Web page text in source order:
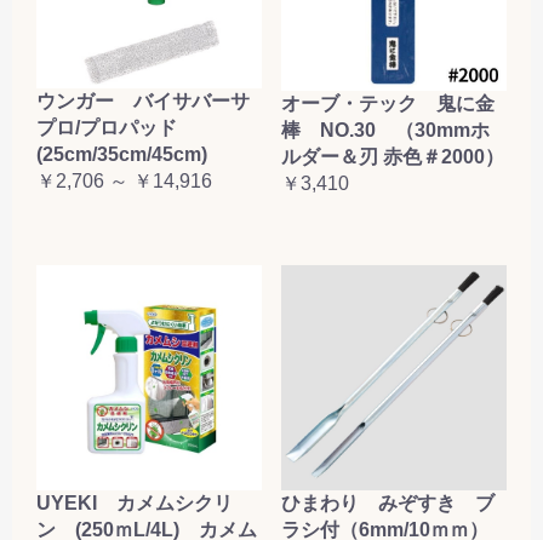
ウンガー バイサバーサ
プロ/プロパッド
(25cm/35cm/45cm)
￥2,706 ～ ￥14,916
オーブ・テック 鬼に金
棒 NO.30 （30mmホ
ルダー＆刃 赤色＃2000）
￥3,410
UYEKI カメムシクリ
ン (250ｍL/4L) カメム
ひまわり みぞすき ブ
ラシ付（6mm/10ｍｍ）